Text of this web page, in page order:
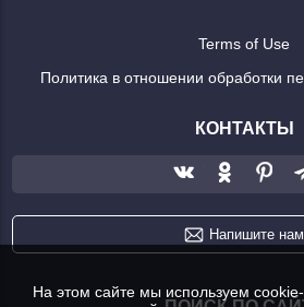
Terms of Use
Политика в отношении обработки
КОНТАКТЫ
Напишите нам
На этом сайте мы используем